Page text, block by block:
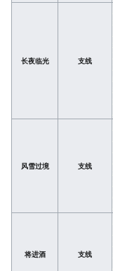
长夜临光 支线
风雪过境 支线
将进酒 支线